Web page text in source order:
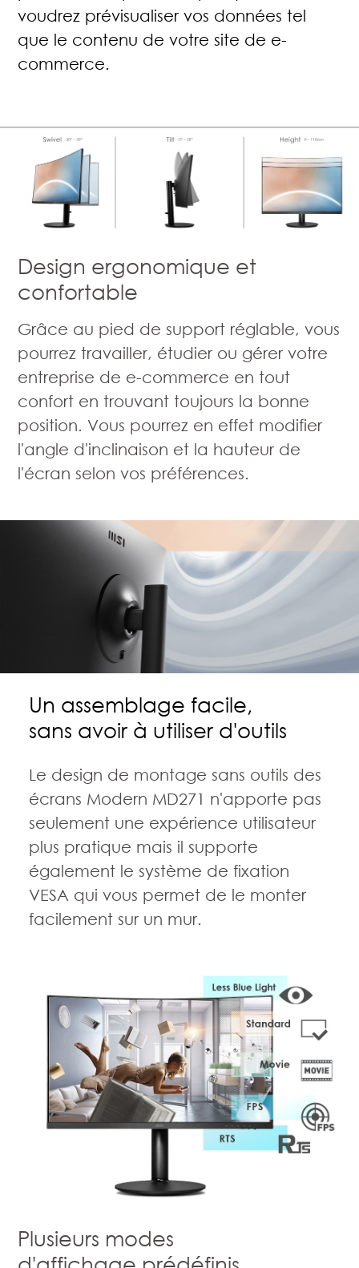
voudrez prévisualiser vos données tel
que le contenu de votre site de e-
commerce.
Design ergonomique et
confortable
Grâce au pied de support réglable, vous
pourrez travailler, étudier ou gérer votre
entreprise de e-commerce en tout
confort en trouvant toujours la bonne
position. Vous pourrez en effet modifier
l'angle d'inclinaison et la hauteur de
l'écran selon vos préférences.
Un assemblage facile,
sans avoir à utiliser d'outils
Le design de montage sans outils des
écrans Modern MD271 n'apporte pas
seulement une expérience utilisateur
plus pratique mais il supporte
également le système de fixation
VESA qui vous permet de le monter
facilement sur un mur.
Plusieurs modes